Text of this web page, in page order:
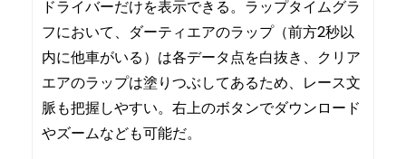
ドライバーだけを表示できる。ラップタイムグラ
フにおいて、ダーティエアのラップ（前方2秒以
内に他車がいる）は各データ点を白抜き、クリア
エアのラップは塗りつぶしてあるため、レース文
脈も把握しやすい。右上のボタンでダウンロード
やズームなども可能だ。